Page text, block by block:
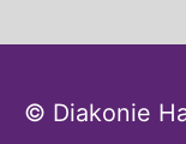
© Diakonie